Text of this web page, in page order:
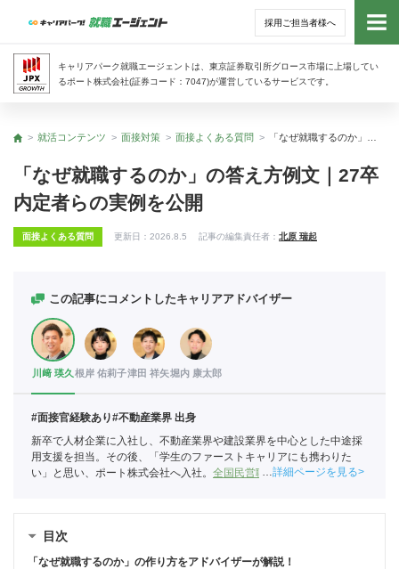
採用ご担当者様へ
キャリアパーク就職エージェントは、東京証券取引所グロース市場に上場してい
るポート株式会社(証券コード：7047)が運営しているサービスです。
トッ
トップ
就活コンテンツ 面接対策 面接よくある質問
「なぜ就職するのか」の答え方例文｜27卒
内定者らの実例を公開
面接よくある質問 更新日： 2026.8.5 記事の編集責任者： 北原 瑞起
この記事にコメントしたキャリアアドバイザー
川﨑 瑛久 根岸 佑莉子津田 祥矢堀内 康太郎
#面接官経験あり#不動産業界 出身
新卒で人材企業に入社し、不動産業界や建設業界を中心とした中途採
用支援を担当。その後、「学生のファーストキャリアにも携わりた
い」と思い、ポート株式会社へ入社。 全国民営職業紹介事業協会職業
詳細ページを見る
目次
「なぜ就職するのか」の作り方をアドバイザーが解説！